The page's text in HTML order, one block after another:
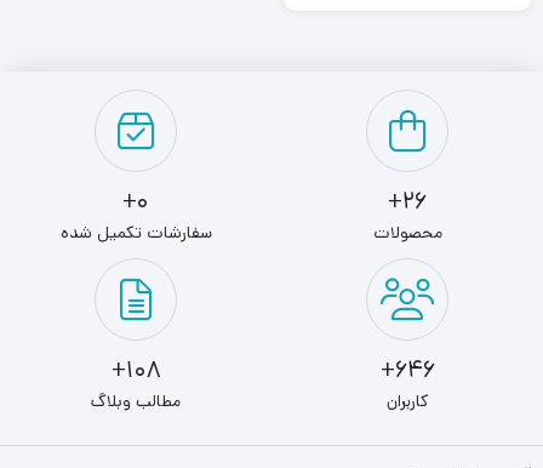
26+
محصولات
0+
سفارشات تکمیل شده
646+
کاربران
108+
مطالب وبلاگ